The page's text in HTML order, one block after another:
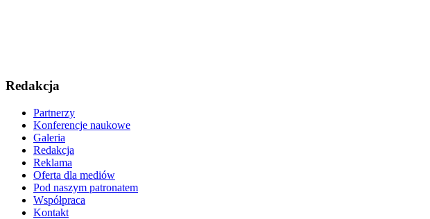
Redakcja
Partnerzy
Konferencje naukowe
Galeria
Redakcja
Reklama
Oferta dla mediów
Pod naszym patronatem
Współpraca
Kontakt